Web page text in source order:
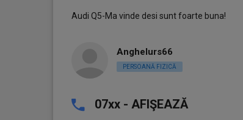
Audi Q5-Ma vinde desi sunt foarte buna!
Anghelurs66
PERSOANĂ FIZICĂ
07xx - AFIŞEAZĂ